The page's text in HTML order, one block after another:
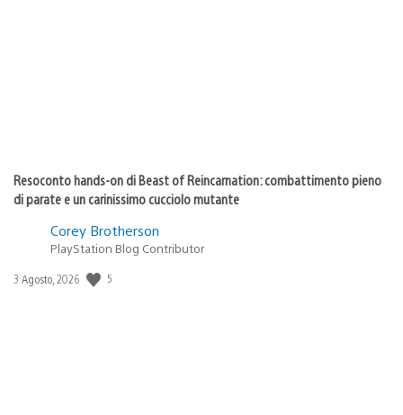
Resoconto hands-on di Beast of Reincarnation: combattimento pieno
di parate e un carinissimo cucciolo mutante
Corey Brotherson
PlayStation Blog Contributor
Data
3 Agosto, 2026 5